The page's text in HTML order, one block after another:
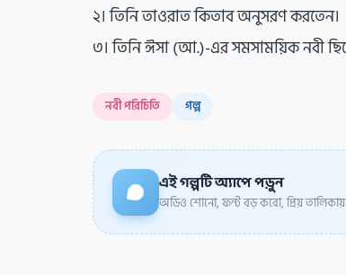
২। তিনি তাওরাত কিতাব অনুসরণ করতেন।
৩। তিনি ঈসা (আ.)-এর সমসাময়িক নবী
নবী পরিচিতি গল্প
এই গল্পটি অ্যাপে পড়ুন
অডিও শোনো, ফন্ট বড় করো, প্রিয় তালিকায়